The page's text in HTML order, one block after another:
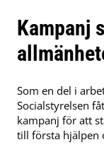
Kampanj
Som en del i
Socialstyrelsen
kampanj för att
till första hjälpen